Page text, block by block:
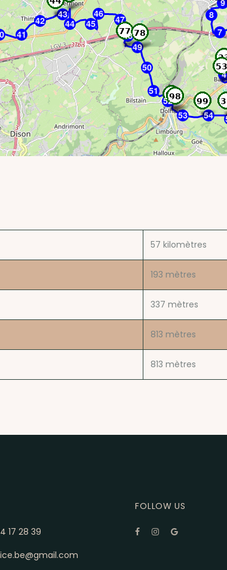
4
7
8
9
41
42
43
44
45
46
47
48
49
50
51
52
53
54
57 kilomètres
193 mètres
337 mètres
813 mètres
813 mètres
17 28 39
FOLLOW US